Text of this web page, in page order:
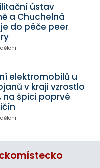
ústav
a Chuchelná
do péče peer
elektromobilů u
v kraji vzrostlo
na špici poprvé